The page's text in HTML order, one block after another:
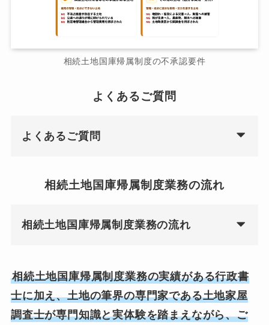
相続土地国庫帰属制度の不承認要件
よくあるご質問
よくあるご質問
相続土地国庫帰属制度業務の流れ
相続土地国庫帰属制度業務の流れ
相続土地国庫帰属制度業務の実績がある行政書
士に加え、土地の筆界の専門家である土地家屋
調査士が専門知識と実体験を踏まえながら、ご